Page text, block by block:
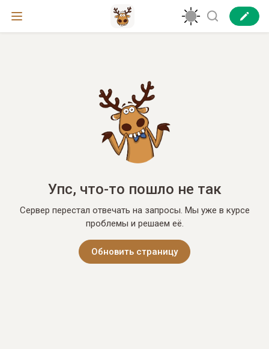
Упс, что-то пошло не так
Сервер перестал отвечать на запросы. Мы уже в курсе
проблемы и решаем её.
Обновить страницу